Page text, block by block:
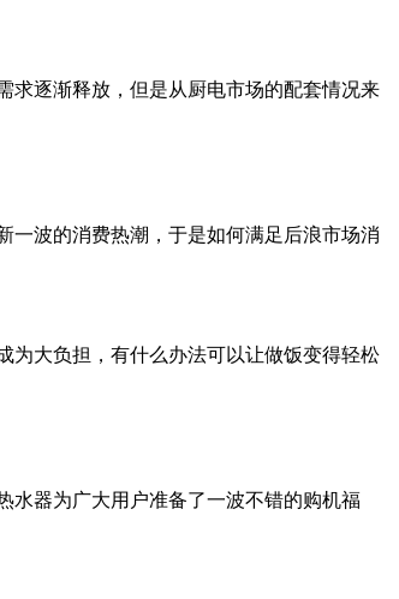
求逐渐释放，但是从厨电市场的配套情况来
一波的消费热潮，于是如何满足后浪市场消
为大负担，有什么办法可以让做饭变得轻松
水器为广大用户准备了一波不错的购机福